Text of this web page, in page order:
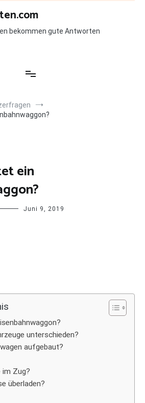
bekommen gute Antworten
ein
Juni 9, 2019
unterschieden?
aufgebaut?
im Zug?
überladen?